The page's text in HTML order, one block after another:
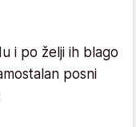
i po želji ih blago
posni